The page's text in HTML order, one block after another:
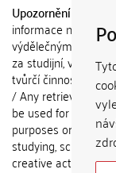
Upozornění / Notice:
informace
výdělečným
za studijní,
tvůrčí činnost jiné
/ Any retrieved
be used for any
purposes or
studying, scientific
creative activities